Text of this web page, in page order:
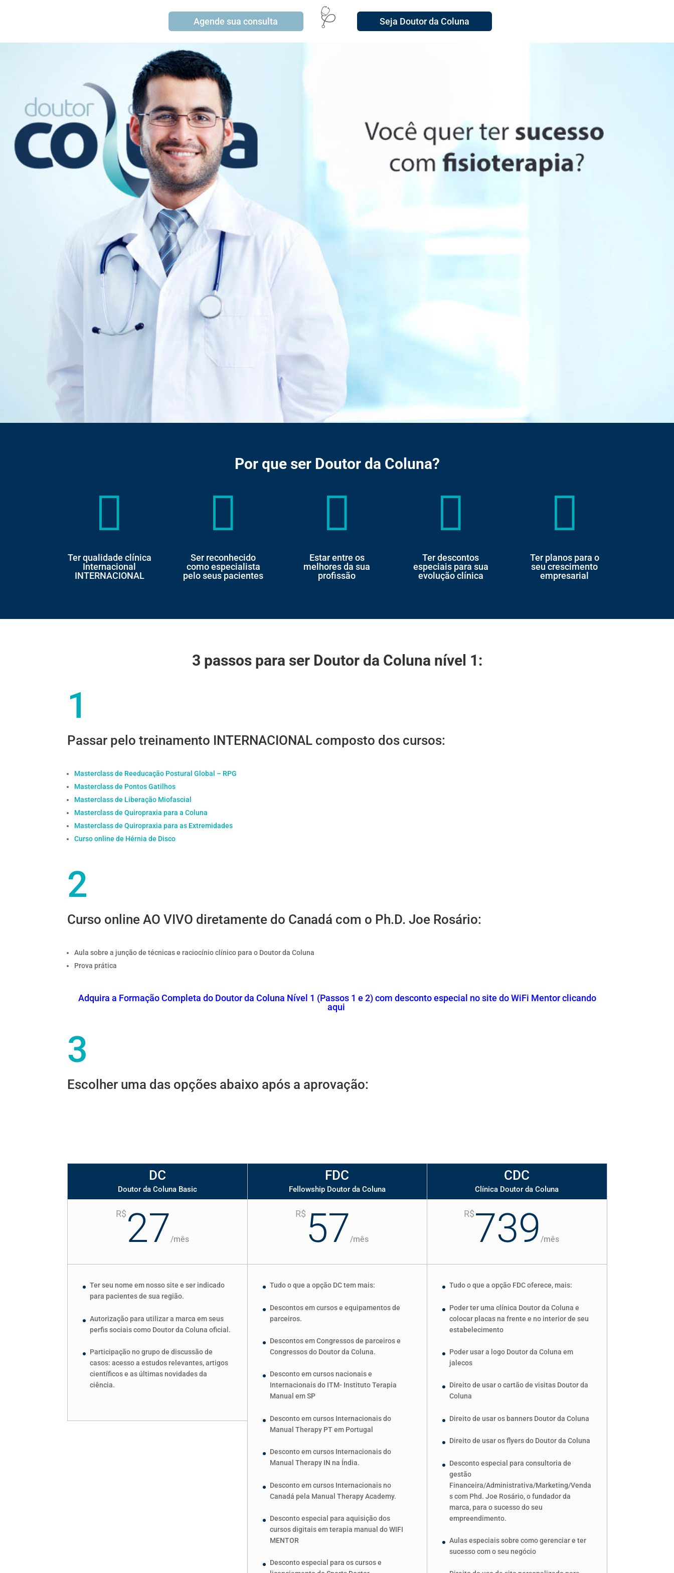
Agende sua consulta 🩺 Seja Doutor da Coluna
Por que ser Doutor da Coluna?

Ter qualidade clínica
Internacional
INTERNACIONAL

Ser reconhecido
como especialista
pelo seus pacientes

Estar entre os
melhores da sua
profissão

Ter descontos
especiais para sua
evolução clínica

Ter planos para o
seu crescimento
empresarial
3 passos para ser Doutor da Coluna nível 1:
1
Passar pelo treinamento INTERNACIONAL composto dos cursos:
Masterclass de Reeducação Postural Global – RPG
Masterclass de Pontos Gatilhos
Masterclass de Liberação Miofascial
Masterclass de Quiropraxia para a Coluna
Masterclass de Quiropraxia para as Extremidades
Curso online de Hérnia de Disco
2
Curso online AO VIVO diretamente do Canadá com o Ph.D. Joe Rosário:
Aula sobre a junção de técnicas e raciocínio clínico para o Doutor da Coluna
Prova prática
Adquira a Formação Completa do Doutor da Coluna Nível 1 (Passos 1 e 2) com desconto especial no site do WiFi Mentor clicando
aqui
3
Escolher uma das opções abaixo após a aprovação:
DC
Doutor da Coluna Basic
R$ 27/mês
Ter seu nome em nosso site e ser indicado
para pacientes de sua região.
Autorização para utilizar a marca em seus
perfis sociais como Doutor da Coluna oficial.
Participação no grupo de discussão de
casos: acesso a estudos relevantes, artigos
científicos e as últimas novidades da
ciência.
FDC
Fellowship Doutor da Coluna
R$ 57/mês
Tudo o que a opção DC tem mais:
Descontos em cursos e equipamentos de
parceiros.
Descontos em Congressos de parceiros e
Congressos do Doutor da Coluna.
Desconto em cursos nacionais e
Internacionais do ITM- Instituto Terapia
Manual em SP
Desconto em cursos Internacionais do
Manual Therapy PT em Portugal
Desconto em cursos Internacionais do
Manual Therapy IN na Índia.
Desconto em cursos Internacionais no
Canadá pela Manual Therapy Academy.
Desconto especial para aquisição dos
cursos digitais em terapia manual do WIFI
MENTOR
Desconto especial para os cursos e
CDC
Clínica Doutor da Coluna
R$739/mês
Tudo o que a opção FDC oferece, mais:
Poder ter uma clínica Doutor da Coluna e
colocar placas na frente e no interior de seu
estabelecimento
Poder usar a logo Doutor da Coluna em
jalecos
Direito de usar o cartão de visitas Doutor da
Coluna
Direito de usar os banners Doutor da Coluna
Direito de usar os flyers do Doutor da Coluna
Desconto especial para consultoria de
gestão
Financeira/Administrativa/Marketing/Venda
s com Phd. Joe Rosário, o fundador da
marca, para o sucesso do seu
empreendimento.
Aulas especiais sobre como gerenciar e ter
sucesso com o seu negócio